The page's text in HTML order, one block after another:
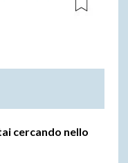
cercando nello